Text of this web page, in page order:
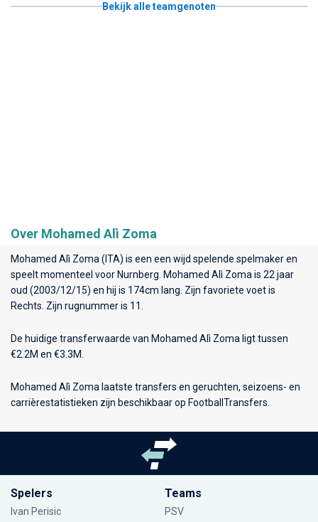
Bekijk alle teamgenoten
Over Mohamed Alì Zoma
Mohamed Alì Zoma (ITA) is een een wijd spelende spelmaker en
speelt momenteel voor Nurnberg . Mohamed Alì Zoma is 22 jaar
oud (2003/12/15) en hij is 174cm lang. Zijn favoriete voet is
Rechts. Zijn rugnummer is 11.
De huidige transferwaarde van Mohamed Alì Zoma ligt tussen
€2.2M en €3.3M.
Mohamed Alì Zoma laatste transfers en geruchten, seizoens- en
carrièrestatistieken zijn beschikbaar op FootballTransfers.
Spelers
Ivan Perisic
Teams
PSV